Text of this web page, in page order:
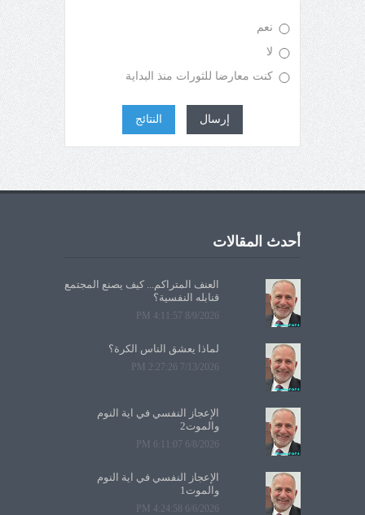
نعم
لا
كنت معارضا للثورات منذ البداية
إرسال النتائج
أحدث المقالات
العنف المتراكم... كيف يصنع المجتمع
قنابله النفسية؟
8/9/2026 4:11:57 PM
لماذا يعشق الناس الكرة؟
7/13/2026 2:27:26 PM
الإعجاز النفسي في آية النوم
والموت2
6/8/2026 6:11:07 PM
الإعجاز النفسي في آية النوم
والموت1
6/6/2026 4:24:58 PM